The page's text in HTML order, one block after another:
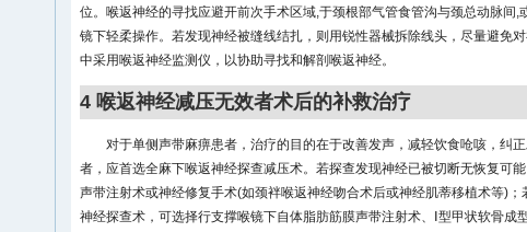
位。喉返神经的寻找应避开前次手术区域,于颈根部气管食管沟与颈总动脉间,
镜下轻柔操作。若发现神经被缝线结扎，则用锐性器械拆除线头，尽量避免
中采用喉返神经监测仪，以协助寻找和解剖喉返神经。
4 喉返神经减压无效者术后的补救治疗
对于单侧声带麻痹患者，治疗的目的在于改善发声，减轻饮食呛咳，纠
者，应首选全麻下喉返神经探查减压术。若探查发现神经已被切断无恢复可
声带注射术或神经修复手术(如颈袢喉返神经吻合术后或神经肌蒂移植术等)
神经探查术，可选择行支撑喉镜下自体脂肪筋膜声带注射术、Ⅰ型甲状软骨成